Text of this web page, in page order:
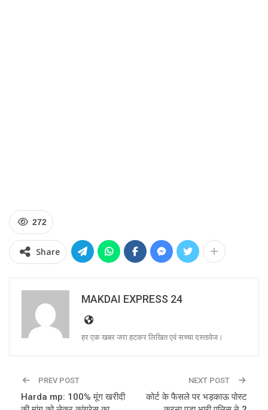
272
Share
MAKDAI EXPRESS 24
हर एक खबर जरा हटकर लिखित एवं सच्चा दस्तावेज।
PREV POST
Harda mp: 100% मूंग खरीदी
NEXT POST
कोर्ट के फैसले पर भड़काऊ पोस्ट